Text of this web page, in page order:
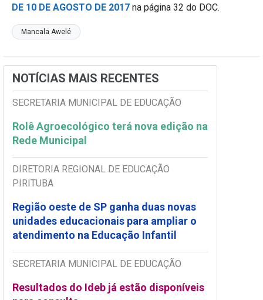
DE 10 DE AGOSTO DE 2017 na página 32 do DOC.
Mancala Awelé
NOTÍCIAS MAIS RECENTES
SECRETARIA MUNICIPAL DE EDUCAÇÃO
Rolê Agroecológico terá nova edição na
Rede Municipal
DIRETORIA REGIONAL DE EDUCAÇÃO
PIRITUBA
Região oeste de SP ganha duas novas
unidades educacionais para ampliar o
atendimento na Educação Infantil
SECRETARIA MUNICIPAL DE EDUCAÇÃO
Resultados do Ideb já estão disponíveis